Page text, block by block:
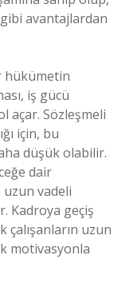
avantajlardan
hükümetin
iş gücü
açar. Sözleşmeli
için, bu
düşük olabilir.
dair
vadeli
Kadroya geçiş
uzun
motivasyonla